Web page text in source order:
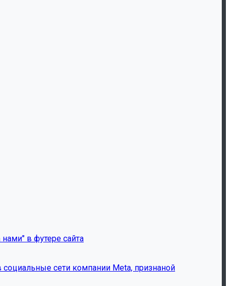
в футере сайта
сети компании Meta, признаной